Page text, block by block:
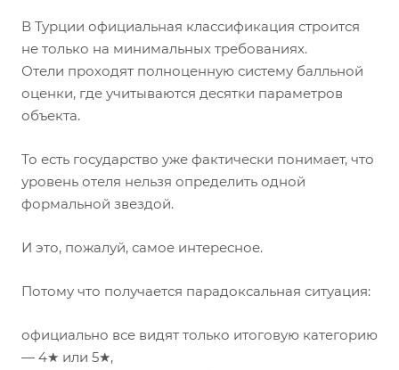
В Турции официальная классификация строится
не только на минимальных требованиях.
Отели проходят полноценную систему балльной
оценки, где учитываются десятки параметров
объекта.
То есть государство уже фактически понимает, что
уровень отеля нельзя определить одной
формальной звездой.
И это, пожалуй, самое интересное.
Потому что получается парадоксальная ситуация:
официально все видят только итоговую категорию
— 4★ или 5★,